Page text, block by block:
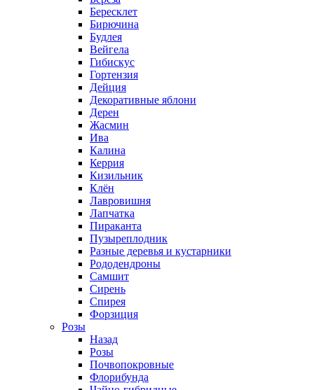
Бересклет
Бирючина
Будлея
Вейгела
Гибискус
Гортензия
Дейция
Декоративные яблони
Дерен
Жасмин
Ива
Калина
Керрия
Кизильник
Клён
Лавровишня
Лапчатка
Пираканта
Пузыреплодник
Разные деревья и кустарники
Рододендроны
Самшит
Сирень
Спирея
Форзиция
Розы
Назад
Розы
Почвопокровные
Флорибунда